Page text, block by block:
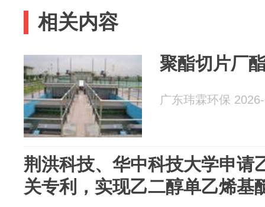
相关内容
聚酯切片厂
广东玮霖环保
荆洪科技、华中科技大学申请
关专利，实现乙二醇单乙烯基